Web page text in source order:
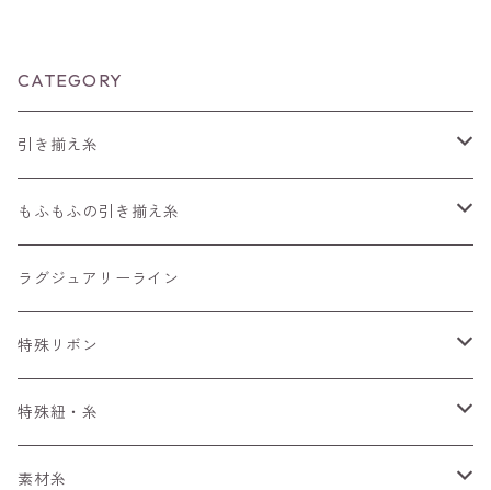
CATEGORY
引き揃え糸
編みもの用の糸
長さ30～90m
長さ100m～300m
4m～
ぱすてる
えすにっく
15m～
33m～
アソート
もふもふの引き揃え糸
50m
100m
ラグジュアリーライン
特殊リボン
手染めリボンセット
くしゅくしゅリボン
特殊紐・糸
ワイヤーみたいな糸
素材糸